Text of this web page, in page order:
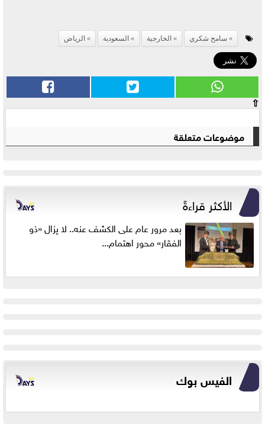
سامح شكري الخارجية السعودية الرياض
⇧
موضوعات متعلقة
الأكثر قراءةً
بعد مرور عام على الكشف عنه.. لا يزال «ذو
الفقار» محور اهتمام...
الفيس بوك